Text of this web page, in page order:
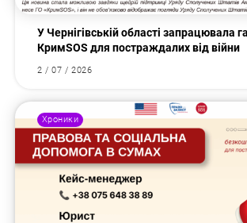
У Чернігівській області запрацювала
КримSOS для постраждалих від війни
2 / 07 / 2026
Хроники